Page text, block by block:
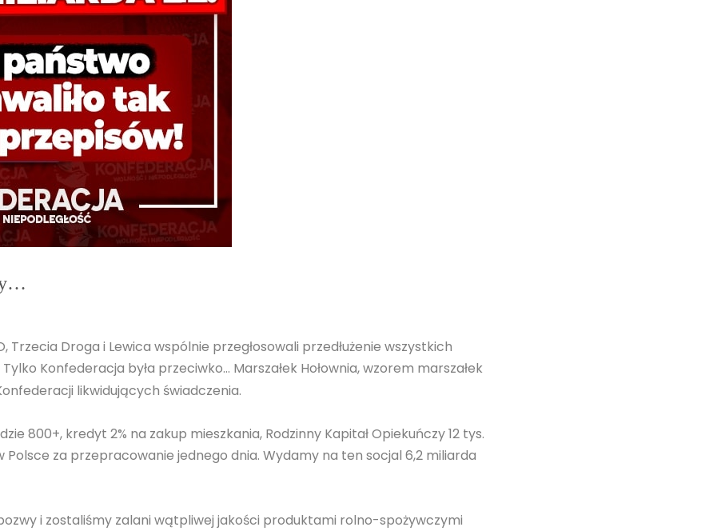
Droga i Lewica wspólnie przegłosowali przedłużenie wszystkich
Tylko Konfederacja była przeciwko… Marszałek Hołownia, wzorem marszałek
likwidujących świadczenia.
800+, kredyt 2% na zakup mieszkania, Rodzinny Kapitał Opiekuńczy 12 tys.
Polsce za przepracowanie jednego dnia. Wydamy na ten socjal 6,2 miliarda
i zostaliśmy zalani wątpliwej jakości produktami rolno-spożywczymi